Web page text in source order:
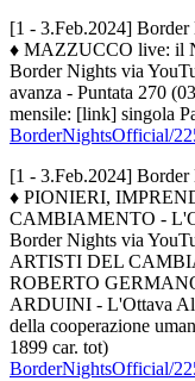
[1 - 3.Feb.2024]
♦ MAZZUCCO live: il
Border Nights via
avanza - Puntata 270
mensile: [link] singola
BorderNightsOfficial/
[1 - 3.Feb.2024]
♦ PIONIERI,
CAMBIAMENTO -
Border Nights via
ARTISTI DEL
ROBERTO
ARDUINI - L'Ottava
della cooperazione
1899 car. tot)
BorderNightsOfficial/